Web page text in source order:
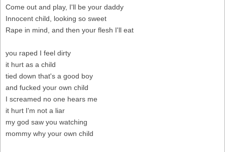
Come out and play, I'll be your daddy
Innocent child, looking so sweet
Rape in mind, and then your flesh I'll eat
you raped I feel dirty
it hurt as a child
tied down that's a good boy
and fucked your own child
I screamed no one hears me
it hurt I'm not a liar
my god saw you watching
mommy why your own child